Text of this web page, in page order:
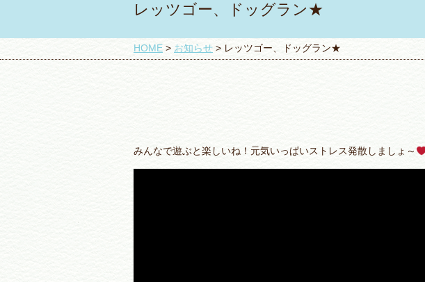
レッツゴー、ドッグラン★
HOME > お知らせ > レッツゴー、ドッグラン★
みんなで遊ぶと楽しいね！元気いっぱいストレス発散しましょ～